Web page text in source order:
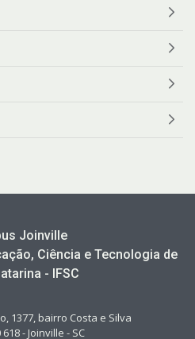
Joinville
Ciência e Tecnologia de
- IFSC
1377, bairro Costa e Silva
618 - Joinville - SC